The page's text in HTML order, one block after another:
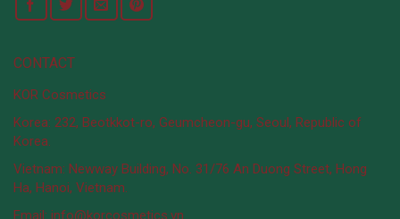
CONTACT
KOR Cosmetics
Korea: 232, Beotkkot-ro, Geumcheon-gu, Seoul, Republic of
Korea.
Vietnam: Newway Building, No. 31/76 An Duong Street, Hong
Ha, Hanoi, Vietnam.
Email: info@korcosmetics.vn